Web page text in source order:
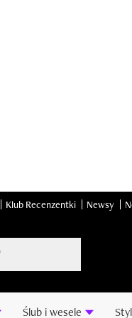
Klub Recenzentki Newsy
Ślub i wesele